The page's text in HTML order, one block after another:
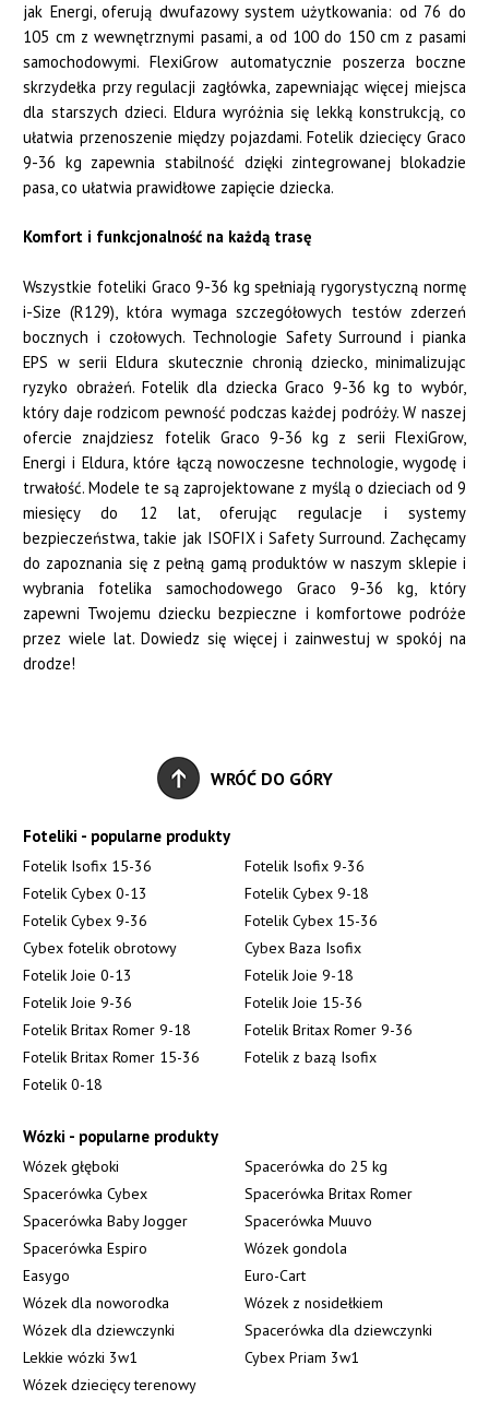
jak Energi, oferują dwufazowy system użytkowania: od 76 do
105 cm z wewnętrznymi pasami, a od 100 do 150 cm z pasami
samochodowymi. FlexiGrow automatycznie poszerza boczne
skrzydełka przy regulacji zagłówka, zapewniając więcej miejsca
dla starszych dzieci. Eldura wyróżnia się lekką konstrukcją, co
ułatwia przenoszenie między pojazdami. Fotelik dziecięcy Graco
9-36 kg zapewnia stabilność dzięki zintegrowanej blokadzie
pasa, co ułatwia prawidłowe zapięcie dziecka.
Komfort i funkcjonalność na każdą trasę
Wszystkie foteliki Graco 9-36 kg spełniają rygorystyczną normę
i-Size (R129), która wymaga szczegółowych testów zderzeń
bocznych i czołowych. Technologie Safety Surround i pianka
EPS w serii Eldura skutecznie chronią dziecko, minimalizując
ryzyko obrażeń. Fotelik dla dziecka Graco 9-36 kg to wybór,
który daje rodzicom pewność podczas każdej podróży. W naszej
ofercie znajdziesz fotelik Graco 9-36 kg z serii FlexiGrow,
Energi i Eldura, które łączą nowoczesne technologie, wygodę i
trwałość. Modele te są zaprojektowane z myślą o dzieciach od 9
miesięcy do 12 lat, oferując regulacje i systemy
bezpieczeństwa, takie jak ISOFIX i Safety Surround. Zachęcamy
do zapoznania się z pełną gamą produktów w naszym sklepie i
wybrania fotelika samochodowego Graco 9-36 kg, który
zapewni Twojemu dziecku bezpieczne i komfortowe podróże
przez wiele lat. Dowiedz się więcej i zainwestuj w spokój na
drodze!
WRÓĆ DO GÓRY
Foteliki - popularne produkty
Fotelik Isofix 15-36
Fotelik Isofix 9-36
Fotelik Cybex 0-13
Fotelik Cybex 9-18
Fotelik Cybex 9-36
Fotelik Cybex 15-36
Cybex fotelik obrotowy
Cybex Baza Isofix
Fotelik Joie 0-13
Fotelik Joie 9-18
Fotelik Joie 9-36
Fotelik Joie 15-36
Fotelik Britax Romer 9-18
Fotelik Britax Romer 9-36
Fotelik Britax Romer 15-36
Fotelik z bazą Isofix
Fotelik 0-18
Wózki - popularne produkty
Wózek głęboki
Spacerówka do 25 kg
Spacerówka Cybex
Spacerówka Britax Romer
Spacerówka Baby Jogger
Spacerówka Muuvo
Spacerówka Espiro
Wózek gondola
Easygo
Euro-Cart
Wózek dla noworodka
Wózek z nosidełkiem
Wózek dla dziewczynki
Spacerówka dla dziewczynki
Lekkie wózki 3w1
Cybex Priam 3w1
Wózek dziecięcy terenowy